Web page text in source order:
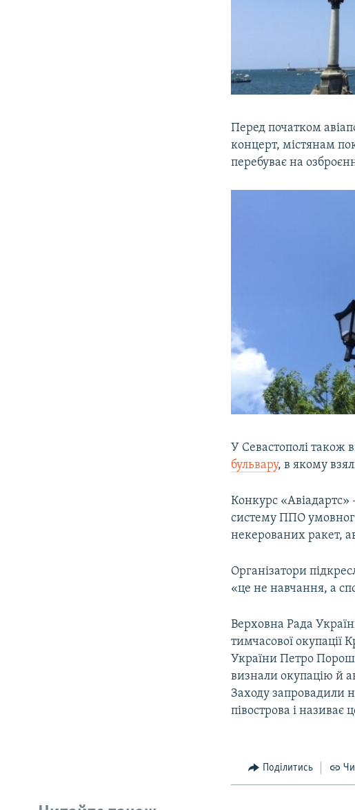
Перед початком
концерт, містянам
перебуває на
У Севастополі також
бульвару, в якому
Конкурс
систему ППО
некерованих ракет,
Організатори
«це не навчання, а
Верховна Рада
тимчасової окупації
України Петро
визнали окупацію й
Заходу запровадили
півострова і називає
Поділитись